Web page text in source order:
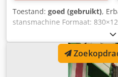
Toestand: goed (gebruikt),
stansmachine Formaat:
operationeel en klaar voor
voor kracht, het is de
Productie Italië Formaat in
van de pers 855x1230 mm
Stroomvoorziening 380 V